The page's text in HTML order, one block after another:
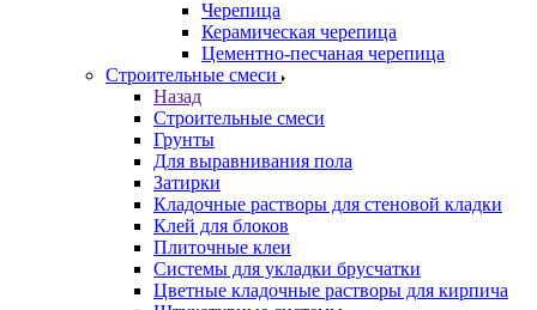
Черепица
Керамическая черепица
Цементно-песчаная черепица
Строительные смеси
Назад
Строительные смеси
Грунты
Для выравнивания пола
Затирки
Кладочные растворы для стеновой кладки
Клей для блоков
Плиточные клеи
Системы для укладки брусчатки
Цветные кладочные растворы для кирпича